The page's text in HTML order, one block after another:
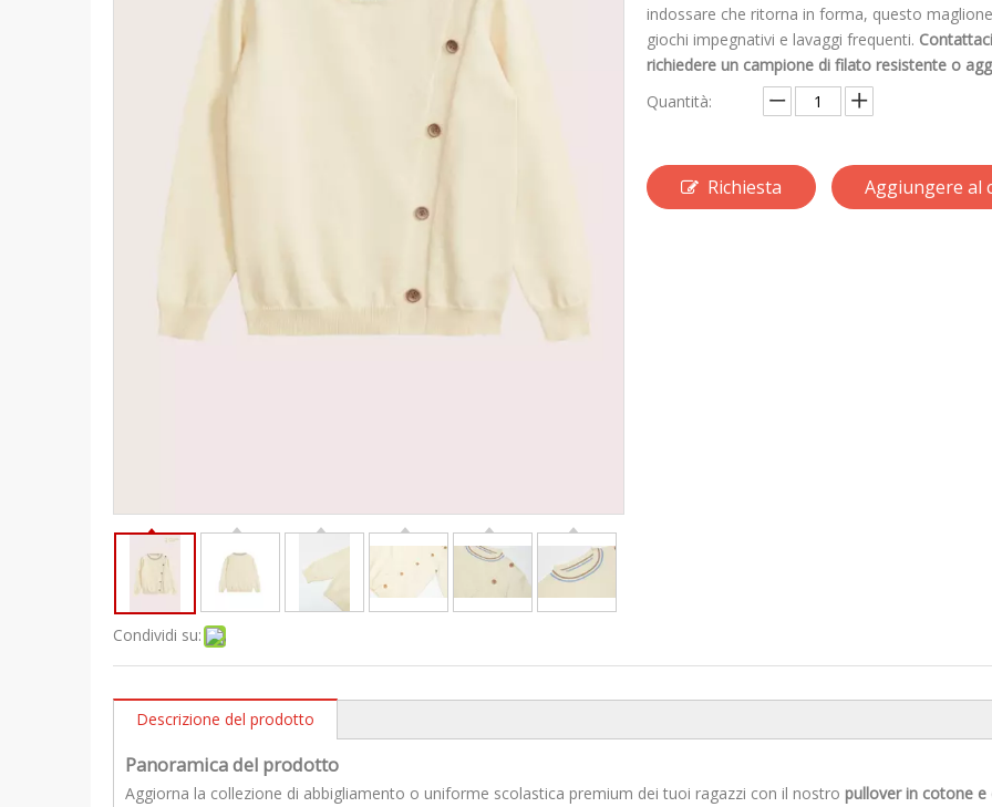
Condividi su:
indossare che ritorna in forma, questo
giochi impegnativi e lavaggi frequenti.
richiedere un campione di filato resistente o
Quantità:
Richiesta Aggiungere al
Descrizione del prodotto
Panoramica del prodotto
Aggiorna la collezione di abbigliamento o uniforme scolastica premium dei tuoi ragazzi con il nostro pullover in cotone